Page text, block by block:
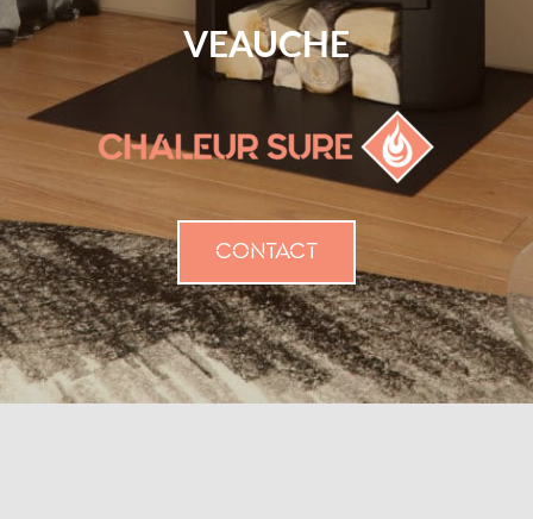
VEAUCHE
CONTACT